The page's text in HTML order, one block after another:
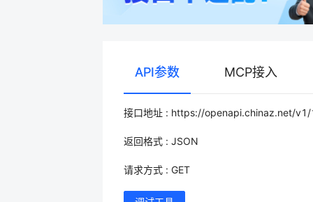
API参数 MCP接入
接口地址 : https://openapi.chinaz.net/
返回格式 : JSON
请求方式 : GET